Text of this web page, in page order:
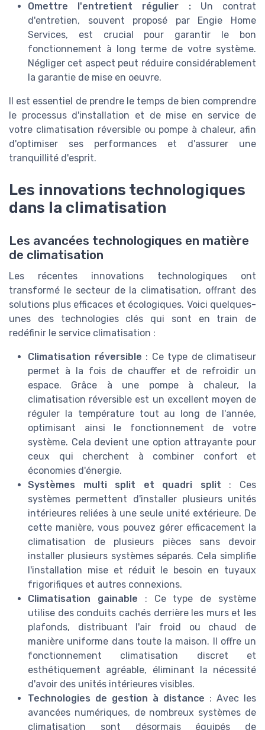
Omettre l'entretient régulier :Un contrat
d'entretien, souvent proposé par Engie Home
Services, est crucial pour garantir le bon
fonctionnement à long terme de votre système.
Négliger cet aspect peut réduire considérablement
la garantie de mise en oeuvre.
Il est essentiel de prendre le temps de bien comprendre
le processus d'installation et de mise en service de
votre climatisation réversible ou pompe à chaleur, afin
d'optimiser ses performances et d'assurer une
tranquillité d'esprit.
Les innovations technologiques
dans la climatisation
Les avancées technologiques en matière
de climatisation
Les récentes innovations technologiques ont
transformé le secteur de la climatisation, offrant des
solutions plus efficaces et écologiques. Voici quelques-
unes des technologies clés qui sont en train de
redéfinir le service climatisation :
Climatisation réversible : Ce type de climatiseur
permet à la fois de chauffer et de refroidir un
espace. Grâce à une pompe à chaleur, la
climatisation réversible est un excellent moyen de
réguler la température tout au long de l'année,
optimisant ainsi le fonctionnement de votre
système. Cela devient une option attrayante pour
ceux qui cherchent à combiner confort et
économies d'énergie.
Systèmes multi split et quadri split : Ces
systèmes permettent d'installer plusieurs unités
intérieures reliées à une seule unité extérieure. De
cette manière, vous pouvez gérer efficacement la
climatisation de plusieurs pièces sans devoir
installer plusieurs systèmes séparés. Cela simplifie
l'installation mise et réduit le besoin en tuyaux
frigorifiques et autres connexions.
Climatisation gainable : Ce type de système
utilise des conduits cachés derrière les murs et les
plafonds, distribuant l'air froid ou chaud de
manière uniforme dans toute la maison. Il offre un
fonctionnement climatisation discret et
esthétiquement agréable, éliminant la nécessité
d'avoir des unités intérieures visibles.
Technologies de gestion à distance : Avec les
avancées numériques, de nombreux systèmes de
climatisation sont désormais équipés de